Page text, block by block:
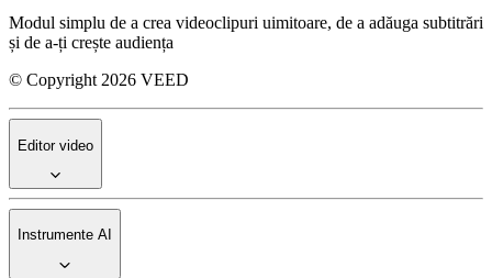
Modul simplu de a crea videoclipuri uimitoare, de a adăuga subtitrări
și de a-ți crește audiența
© Copyright 2026 VEED
Editor video
Instrumente AI